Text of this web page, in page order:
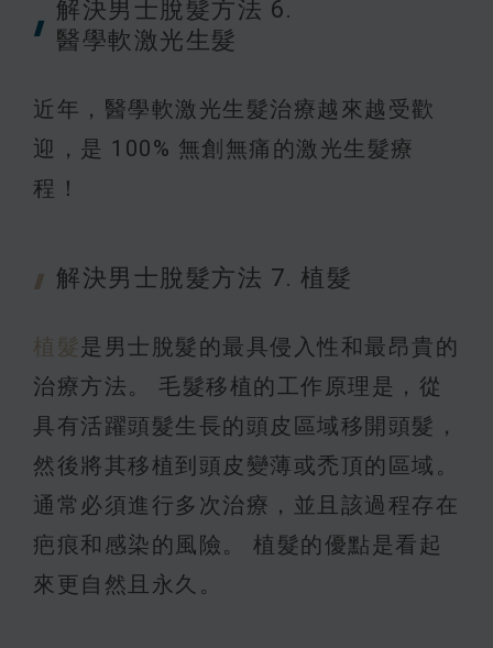
解決男士 脫髮方法 6.
醫學軟激光生髮
近年，醫學軟激光生髮治療越來越受歡
迎，是 100% 無創無痛的激光生髮療
程！
解決男士 脫髮方法 7. 植髮
植髮是男士脫髮的最具侵入性和最昂貴的
治療方法。 毛髮移植的工作原理是，從
具有活躍頭髮生長的頭皮區域移開頭髮，
然後將其移植到頭皮變薄或禿頂的區域。
通常必須進行多次治療，並且該過程存在
疤痕和感染的風險。 植髮的優點是看起
來更自然且永久。